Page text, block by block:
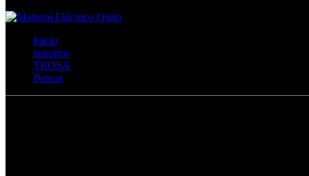
Inicio
nosotros
TROSA
Buscar